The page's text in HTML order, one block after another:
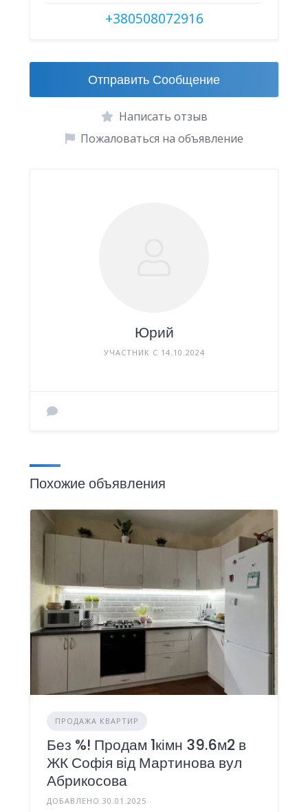
+380508072916
Отправить Сообщение
Написать отзыв
Пожаловаться на объявление
Юрий
УЧАСТНИК С 14.10.2024
Похожие объявления
ПРОДАЖА КВАРТИР
Без %! Продам 1кімн 39.6м2 в
ЖК Софія від Мартинова вул
Абрикосова
ДОБАВЛЕНО 30.01.2025